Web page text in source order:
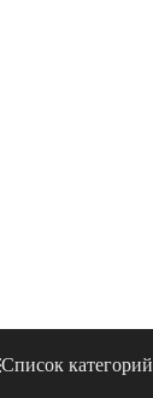
Список категорий